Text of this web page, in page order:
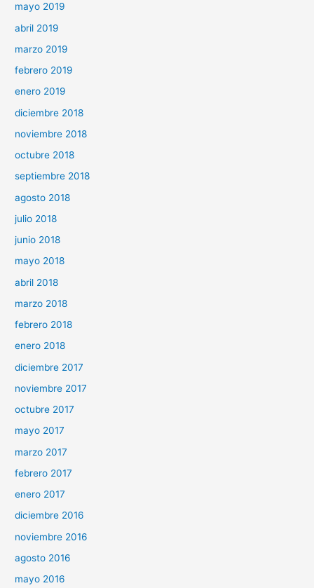
mayo 2019
abril 2019
marzo 2019
febrero 2019
enero 2019
diciembre 2018
noviembre 2018
octubre 2018
septiembre 2018
agosto 2018
julio 2018
junio 2018
mayo 2018
abril 2018
marzo 2018
febrero 2018
enero 2018
diciembre 2017
noviembre 2017
octubre 2017
mayo 2017
marzo 2017
febrero 2017
enero 2017
diciembre 2016
noviembre 2016
agosto 2016
mayo 2016